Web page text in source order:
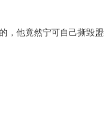
他竟然宁可自己撕毁